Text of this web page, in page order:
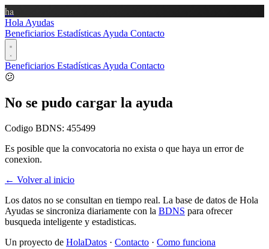
ha
Hola Ayudas
Beneficiarios Estadísticas Ayuda Contacto
Beneficiarios Estadísticas Ayuda Contacto
😕
No se pudo cargar la ayuda
Codigo BDNS: 455499
Es posible que la convocatoria no exista o que haya un error de
conexion.
← Volver al inicio
Los datos no se consultan en tiempo real. La base de datos de Hola
Ayudas se sincroniza diariamente con la BDNS para ofrecer
busqueda inteligente y estadisticas.
Un proyecto de HolaDatos · Contacto · Como funciona